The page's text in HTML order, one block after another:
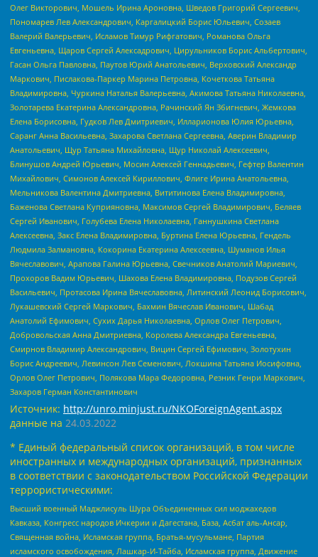
Олег Викторович, Мошель Ирина Ароновна, Шведов Григорий Сергеевич,
Пономарев Лев Александрович, Каргалицкий Борис Юльевич, Созаев
Валерий Валерьевич, Исламов Тимур Рифгатович, Романова Ольга
Евгеньевна, Щаров Сергей Алексадрович, Цирульников Борис Альбертович,
Гасан Ольга Павловна, Паутов Юрий Анатольевич, Верховский Александр
Маркович, Пислакова-Паркер Марина Петровна, Кочеткова Татьяна
Владимировна, Чуркина Наталья Валерьевна, Акимова Татьяна Николаевна,
Золотарева Екатерина Александровна, Рачинский Ян Збигневич, Жемкова
Елена Борисовна, Гудков Лев Дмитриевич, Илларионова Юлия Юрьевна,
Саранг Анна Васильевна, Захарова Светлана Сергеевна, Аверин Владимир
Анатольевич, Щур Татьяна Михайловна, Щур Николай Алексеевич,
Блинушов Андрей Юрьевич, Мосин Алексей Геннадьевич, Гефтер Валентин
Михайлович, Симонов Алексей Кириллович, Флиге Ирина Анатольевна,
Мельникова Валентина Дмитриевна, Вититинова Елена Владимировна,
Баженова Светлана Куприяновна, Максимов Сергей Владимирович, Беляев
Сергей Иванович, Голубева Елена Николаевна, Ганнушкина Светлана
Алексеевна, Закс Елена Владимировна, Буртина Елена Юрьевна, Гендель
Людмила Залмановна, Кокорина Екатерина Алексеевна, Шуманов Илья
Вячеславович, Арапова Галина Юрьевна, Свечников Анатолий Мариевич,
Прохоров Вадим Юрьевич, Шахова Елена Владимировна, Подузов Сергей
Васильевич, Протасова Ирина Вячеславовна, Литинский Леонид Борисович,
Лукашевский Сергей Маркович, Бахмин Вячеслав Иванович, Шабад
Анатолий Ефимович, Сухих Дарья Николаевна, Орлов Олег Петрович,
Добровольская Анна Дмитриевна, Королева Александра Евгеньевна,
Смирнов Владимир Александрович, Вицин Сергей Ефимович, Золотухин
Борис Андреевич, Левинсон Лев Семенович, Локшина Татьяна Иосифовна,
Орлов Олег Петрович, Полякова Мара Федоровна, Резник Генри Маркович,
Захаров Герман Константинович
Источник: http://unro.minjust.ru/NKOForeignAgent.aspx
данные на 24.03.2022
* Единый федеральный список организаций, в том числе
иностранных и международных организаций, признанных
в соответствии с законодательством Российской Федерации
террористическими:
Высший военный Маджлисуль Шура Объединенных сил моджахедов
Кавказа, Конгресс народов Ичкерии и Дагестана, База, Асбат аль-Ансар,
Священная война, Исламская группа, Братья-мусульмане, Партия
исламского освобождения, Лашкар-И-Тайба, Исламская группа, Движение